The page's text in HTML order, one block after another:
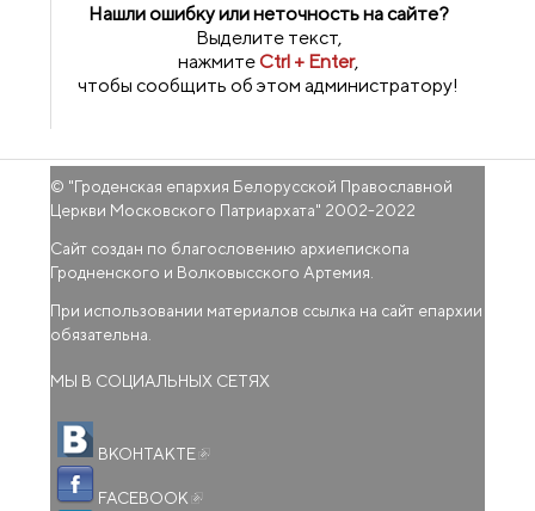
Нашли ошибку или неточность на сайте?
Выделите текст,
нажмитеCtrl + Enter,
чтобы сообщить об этом администратору!
© "Гроденская епархия Белорусской Православной
Церкви Московского Патриархата" 2002-2022
Сайт создан по благословению архиепископа
Гродненского и Волковысского Артемия.
При использовании материалов ссылка на сайт епархии
обязательна.
МЫ В СОЦИАЛЬНЫХ СЕТЯХ
ВКОНТАКТЕ
FACEBOOK